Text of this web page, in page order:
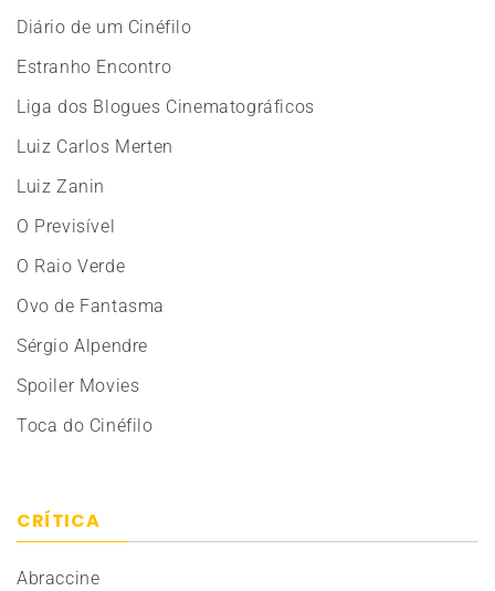
Diário de um Cinéfilo
Estranho Encontro
Liga dos Blogues Cinematográficos
Luiz Carlos Merten
Luiz Zanin
O Previsível
O Raio Verde
Ovo de Fantasma
Sérgio Alpendre
Spoiler Movies
Toca do Cinéfilo
CRÍTICA
Abraccine